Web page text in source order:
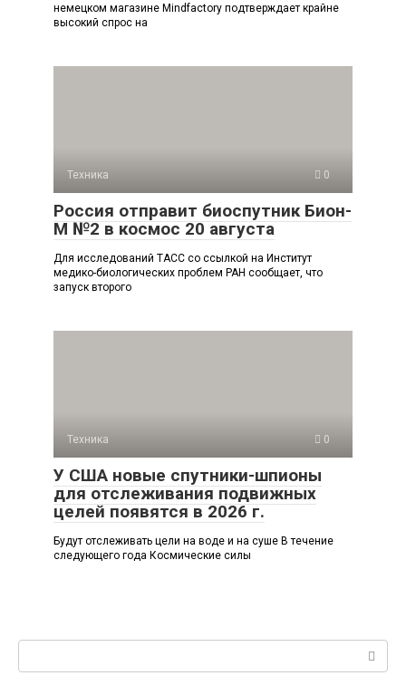
немецком магазине Mindfactory подтверждает крайне
высокий спрос на
Техника 0
Россия отправит биоспутник Бион-
М №2 в космос 20 августа
Для исследований ТАСС со ссылкой на Институт
медико-биологических проблем РАН сообщает, что
запуск второго
Техника 0
У США новые спутники-шпионы
для отслеживания подвижных
целей появятся в 2026 г.
Будут отслеживать цели на воде и на суше В течение
следующего года Космические силы